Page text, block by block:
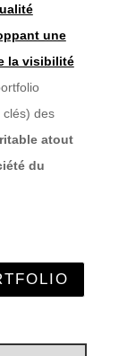
une
la visibilité
des
atout
du